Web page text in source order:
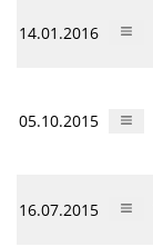
14.01.2016
05.10.2015
16.07.2015